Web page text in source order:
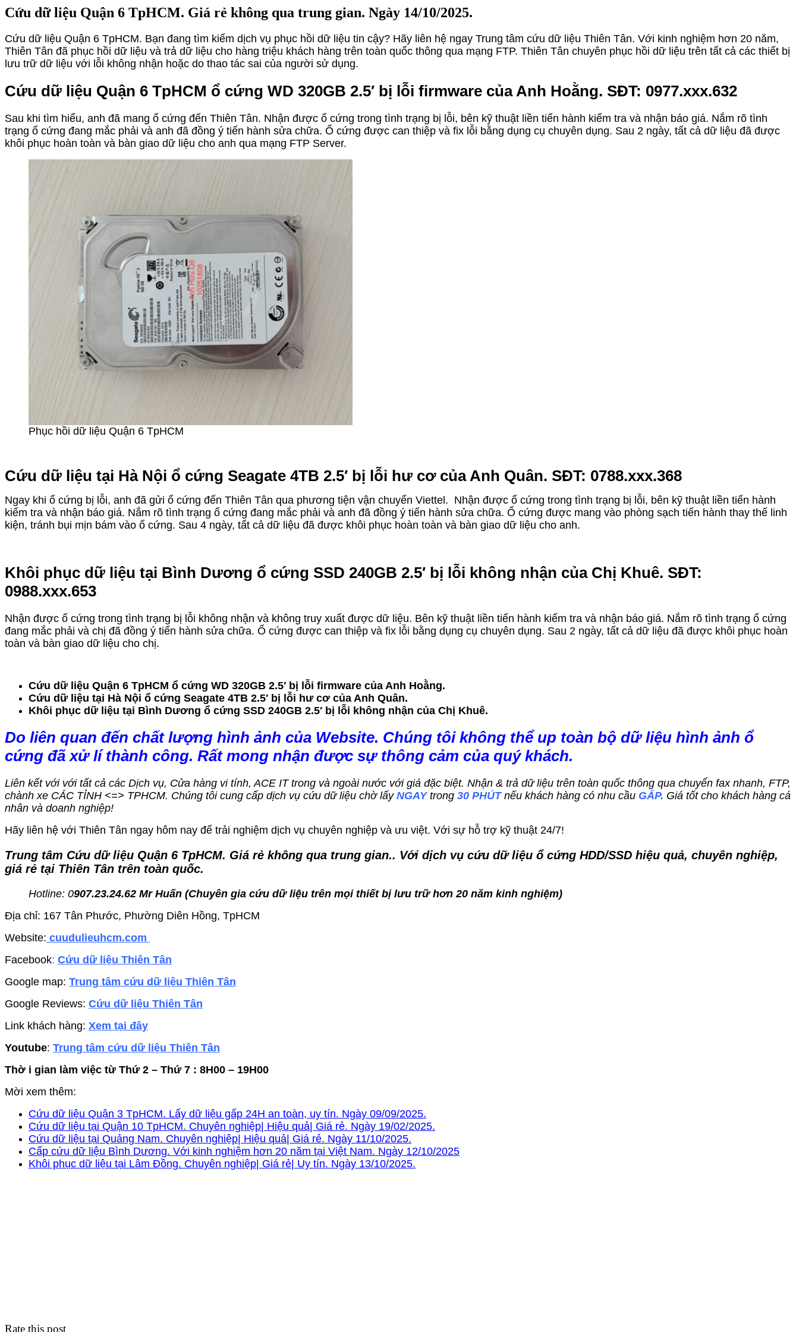
Cứu dữ liệu Quận 6 TpHCM. Giá rẻ không qua trung gian. Ngày 14/10/2025.
Cứu dữ liệu Quận 6 TpHCM. Bạn đang tìm kiếm dịch vụ phục hồi dữ liệu tin cậy? Hãy liên hệ ngay Trung tâm cứu dữ liệu Thiên Tân. Với kinh nghiệm hơn 20 năm,
Thiên Tân đã phục hồi dữ liệu và trả dữ liệu cho hàng triệu khách hàng trên toàn quốc thông qua mạng FTP. Thiên Tân chuyên phục hồi dữ liệu trên tất cả các thiết bị
lưu trữ dữ liệu với lỗi không nhận hoặc do thao tác sai của người sử dụng.
Cứu dữ liệu Quận 6 TpHCM ổ cứng WD 320GB 2.5′ bị lỗi firmware của Anh Hoằng. SĐT: 0977.xxx.632
Sau khi tìm hiểu, anh đã mang ổ cứng đến Thiên Tân. Nhận được ổ cứng trong tình trạng bị lỗi, bên kỹ thuật liền tiến hành kiểm tra và nhận báo giá. Nắm rõ tình
trạng ổ cứng đang mắc phải và anh đã đồng ý tiến hành sửa chữa. Ổ cứng được can thiệp và fix lỗi bằng dụng cụ chuyên dụng. Sau 2 ngày, tất cả dữ liệu đã được
khôi phục hoàn toàn và bàn giao dữ liệu cho anh qua mạng FTP Server.
Phục hồi dữ liệu Quận 6 TpHCM
Cứu dữ liệu tại Hà Nội ổ cứng Seagate 4TB 2.5′ bị lỗi hư cơ của Anh Quân. SĐT: 0788.xxx.368
Ngay khi ổ cứng bị lỗi, anh đã gửi ổ cứng đến Thiên Tân qua phương tiện vận chuyển Viettel. Nhận được ổ cứng trong tình trạng bị lỗi, bên kỹ thuật liền tiến hành
kiểm tra và nhận báo giá. Nắm rõ tình trạng ổ cứng đang mắc phải và anh đã đồng ý tiến hành sửa chữa. Ổ cứng được mang vào phòng sạch tiến hành thay thế linh
kiện, tránh bụi mịn bám vào ổ cứng. Sau 4 ngày, tất cả dữ liệu đã được khôi phục hoàn toàn và bàn giao dữ liệu cho anh.
Khôi phục dữ liệu tại Bình Dương ổ cứng SSD 240GB 2.5′ bị lỗi không nhận của Chị Khuê. SĐT:
0988.xxx.653
Nhận được ổ cứng trong tình trạng bị lỗi không nhận và không truy xuất được dữ liệu. Bên kỹ thuật liền tiến hành kiểm tra và nhận báo giá. Nắm rõ tình trạng ổ cứng
đang mắc phải và chị đã đồng ý tiến hành sửa chữa. Ổ cứng được can thiệp và fix lỗi bằng dụng cụ chuyên dụng. Sau 2 ngày, tất cả dữ liệu đã được khôi phục hoàn
toàn và bàn giao dữ liệu cho chị.
Cứu dữ liệu Quận 6 TpHCM ổ cứng WD 320GB 2.5′ bị lỗi firmware của Anh Hoằng.
Cứu dữ liệu tại Hà Nội ổ cứng Seagate 4TB 2.5′ bị lỗi hư cơ của Anh Quân.
Khôi phục dữ liệu tại Bình Dương ổ cứng SSD 240GB 2.5′ bị lỗi không nhận của Chị Khuê.
Do liên quan đến chất lượng hình ảnh của Website. Chúng tôi không thể up toàn bộ dữ liệu hình ảnh ổ
cứng đã xử lí thành công. Rất mong nhận được sự thông cảm của quý khách.
Liên kết với với tất cả các Dịch vụ, Cửa hàng vi tính, ACE IT trong và ngoài nước với giá đặc biệt. Nhận & trả dữ liệu trên toàn quốc thông qua chuyển fax nhanh, FTP,
chành xe CÁC TỈNH <=> TPHCM. Chúng tôi cung cấp dịch vụ cứu dữ liệu chờ lấy NGAYtrong 30 PHÚTnếu khách hàng có nhu cầu GẤP. Giá tốt cho khách hàng cá
nhân và doanh nghiệp!
Hãy liên hệ với Thiên Tân ngay hôm nay để trải nghiệm dịch vụ chuyên nghiệp và ưu việt. Với sự hỗ trợ kỹ thuật 24/7!
Trung tâm Cứu dữ liệu Quận 6 TpHCM. Giá rẻ không qua trung gian.. Với dịch vụ cứu dữ liệu ổ cứng HDD/SSD hiệu quả, chuyên nghiệp,
giá rẻ tại Thiên Tân trên toàn quốc.
Hotline: 0907.23.24.62 Mr Huấn (Chuyên gia cứu dữ liệu trên mọi thiết bị lưu trữ hơn 20 năm kinh nghiệm)
Địa chỉ: 167 Tân Phước, Phường Diên Hồng, TpHCM
Website: cuudulieuhcm.com
Facebook: Cứu dữ liệu Thiên Tân
Google map: Trung tâm cứu dữ liệu Thiên Tân
Google Reviews: Cứu dữ liệu Thiên Tân
Link khách hàng: Xem tại đây
Youtube: Trung tâm cứu dữ liệu Thiên Tân
Thờ i gian làm việc từ Thứ 2 – Thứ 7 : 8H00 – 19H00
Mời xem thêm:
Cứu dữ liệu Quận 3 TpHCM. Lấy dữ liệu gấp 24H an toàn, uy tín. Ngày 09/09/2025.
Cứu dữ liệu tại Quận 10 TpHCM. Chuyên nghiệp| Hiệu quả| Giá rẻ. Ngày 19/02/2025.
Cứu dữ liệu tại Quảng Nam. Chuyên nghiệp| Hiệu quả| Giá rẻ. Ngày 11/10/2025.
Cấp cứu dữ liệu Bình Dương. Với kinh nghiệm hơn 20 năm tại Việt Nam. Ngày 12/10/2025
Khôi phục dữ liệu tại Lâm Đồng. Chuyên nghiệp| Giá rẻ| Uy tín. Ngày 13/10/2025.
Rate this post